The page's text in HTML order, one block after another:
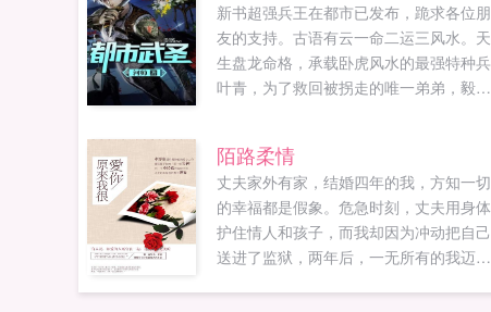
新书超强兵王在都市已发布，跪求各位朋
友的支持。古语有云一命二运三风水。天
生盘龙命格，承载卧虎风水的最强特种兵
叶青，为了救回被拐走的唯一弟弟，毅然
短，儿女情长，终究敌不过那残酷的生存
法则。而他，誓要成为那生存法则的制定
者！...
陌路柔情
丈夫家外有家，结婚四年的我，方知一切
的幸福都是假象。危急时刻，丈夫用身体
护住情人和孩子，而我却因为冲动把自己
送进了监狱，两年后，一无所有的我迈出